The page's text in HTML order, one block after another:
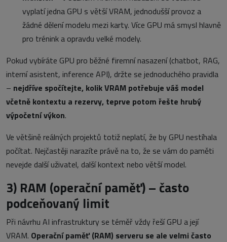
vyplatí jedna GPU s větší VRAM, jednodušší provoz a
žádné dělení modelu mezi karty. Více GPU má smysl hlavně
pro trénink a opravdu velké modely.
Pokud vybíráte GPU pro běžné firemní nasazení (chatbot, RAG,
interní asistent, inference API), držte se jednoduchého pravidla
– nejdříve spočítejte, kolik VRAM potřebuje váš model
včetně kontextu a rezervy, teprve potom řešte hrubý
výpočetní výkon.
Ve většině reálných projektů totiž neplatí, že by GPU nestíhala
počítat. Nejčastěji narazíte právě na to, že se vám do paměti
nevejde další uživatel, další kontext nebo větší model.
3) RAM (operační paměť) – často
podceňovaný limit
Při návrhu AI infrastruktury se téměř vždy řeší GPU a její
VRAM. Operační paměť (RAM) serveru se ale velmi často